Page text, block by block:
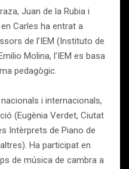
Juan de la Rubia i
Carles ha entrat a
de l’IEM (Instituto de
Molina, l’IEM es basa
pedagògic.
i internacionals,
(Eugènia Verdet, Ciutat
Intèrprets de Piano de
Ha participat en
de música de cambra a